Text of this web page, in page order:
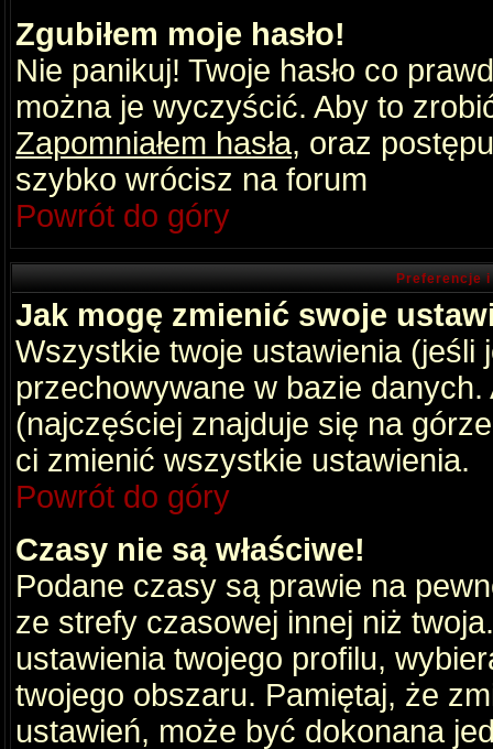
Zgubiłem moje hasło!
Nie panikuj! Twoje hasło co
można je wyczyścić. Aby to
Zapomniałem hasła, oraz
szybko wrócisz na forum
Powrót do góry
Preferencje
Jak mogę zmienić swoje
Wszystkie twoje ustawienia (jeśli
przechowywane w bazie
(najczęściej znajduje się na
ci zmienić wszystkie ustawienia.
Powrót do góry
Czasy nie są właściwe!
Podane czasy są prawie na
ze strefy czasowej innej niż
ustawienia twojego profilu,
twojego obszaru. Pamiętaj, że
ustawień, może być dokonana